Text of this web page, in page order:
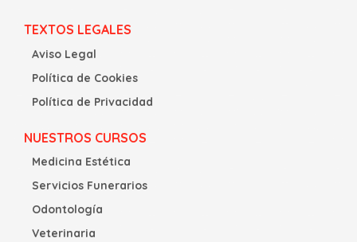
TEXTOS LEGALES
Aviso Legal
Política de Cookies
Política de Privacidad
NUESTROS CURSOS
Medicina Estética
Servicios Funerarios
Odontología
Veterinaria